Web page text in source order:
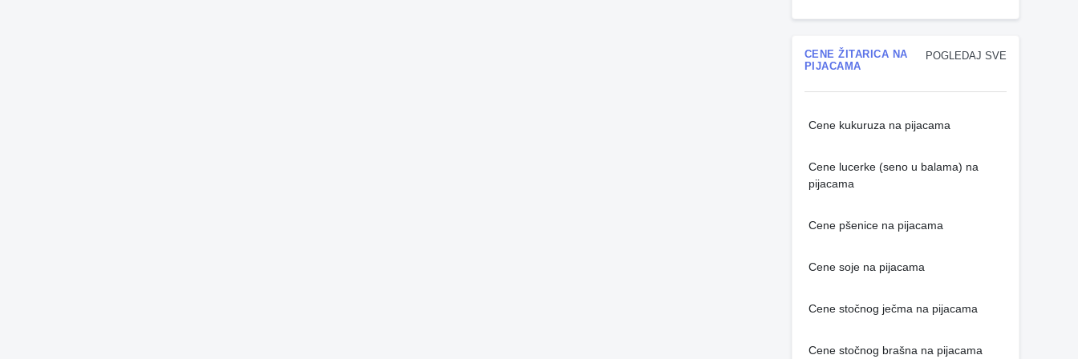
POGLEDAJ SVE
CENE ŽITARICA NA
PIJACAMA
Cene kukuruza na pijacama
Cene lucerke (seno u balama) na
pijacama
Cene pšenice na pijacama
Cene soje na pijacama
Cene stočnog ječma na pijacama
Cene stočnog brašna na pijacama